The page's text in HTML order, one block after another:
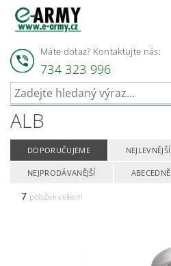
Máte dotaz? Kontaktujte nás:
734 323 996
ALB
DOPORUČUJEME NEJLEVNĚJŠÍ
NEJPRODÁVANĚJŠÍ ABECEDNĚ
7 položek celkem